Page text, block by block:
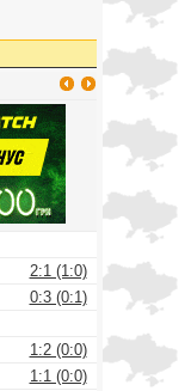
2:1 (1:0)
0:3 (0:1)
1:2 (0:0)
1:1 (0:0)